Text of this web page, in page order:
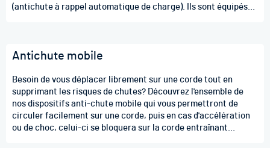
(antichute à rappel automatique de charge). Ils sont équipés
Antichute mobile
Besoin de vous déplacer librement sur une corde tout en
supprimant les risques de chutes? Découvrez l'ensemble de
nos dispositifs anti-chute mobile qui vous permettront de
circuler facilement sur une corde, puis en cas d'accélération
ou de choc, celui-ci se bloquera sur la corde entraînant